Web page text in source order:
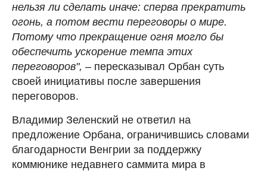
нельзя ли сделать иначе: сперва прекратить
огонь, а потом вести переговоры о мире.
Потому что прекращение огня могло бы
обеспечить ускорение темпа этих
переговоров", – пересказывал Орбан суть
своей инициативы после завершения
переговоров.
Владимир Зеленский не ответил на
предложение Орбана, ограничившись словами
благодарности Венгрии за поддержку
коммюнике недавнего саммита мира в